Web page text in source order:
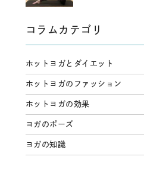
コラムカテゴリ
ホットヨガとダイエット
ホットヨガのファッション
ホットヨガの効果
ヨガのポーズ
ヨガの知識